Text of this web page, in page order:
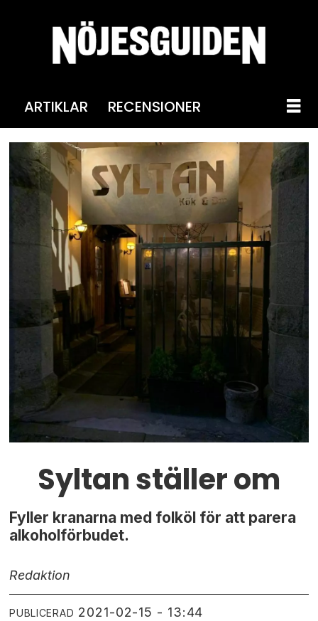
ARTIKLAR RECENSIONER
Syltan ställer om
Fyller kranarna med folköl för att parera
alkoholförbudet.
Redaktion
PUBLICERAD 2021-02-15 - 13:44